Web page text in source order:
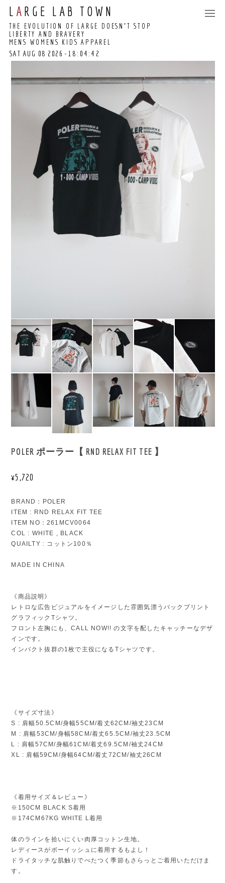
L A RGE LAB TOWN
THE EVOLUTION OF LARGE DOESN’T STOP
LIBERTY AND BRAVERY
MENS WOMENS KIDS APPAREL
SAT AUG 08 2026
(COORDINATED
-18:04:42
POLER ポーラー【 RND RELAX FIT TEE 】
¥5,720
BRAND：POLER
ITEM : RND RELAX FIT TEE
ITEM NO：261MCV0064
COL : WHITE , BLACK
QUAILTY : コットン100％
MADE IN CHINA
《商品説明》
レトロな広告ビジュアルをイメージした雰囲気漂うバックプリント
グラフィックTシャツ。
フロント左胸にも、CALL NOW!! の文字を配したキャッチーなデザ
インです。
インパクト抜群の1枚で主役になるTシャツです。
《サイズ寸法》
S : 肩幅50.5CM/身幅55CM/着丈62CM/袖丈23CM
M : 肩幅53CM/身幅58CM/着丈65.5CM/袖丈23.5CM
L : 肩幅57CM/身幅61CM/着丈69.5CM/袖丈24CM
XL : 肩幅59CM/身幅64CM/着丈72CM/袖丈26CM
《着用サイズ＆レビュー》
※150CM BLACK S着用
※174CM67KG WHITE L着用
体のラインを拾いにくい肉厚コットン生地。
レディースがボーイッシュに着用するもよし！
ドライタッチな肌触りでべたつく季節もさらっとご着用いただけま
す。